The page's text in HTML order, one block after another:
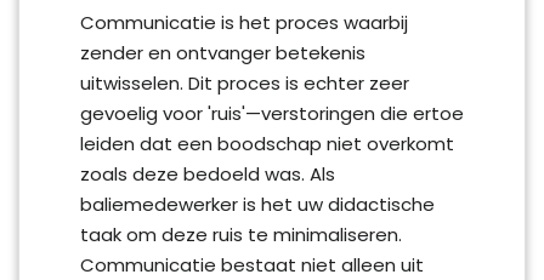
Communicatie is het proces waarbij
zender en ontvanger betekenis
uitwisselen. Dit proces is echter zeer
gevoelig voor 'ruis'—verstoringen die ertoe
leiden dat een boodschap niet overkomt
zoals deze bedoeld was. Als
baliemedewerker is het uw didactische
taak om deze ruis te minimaliseren.
Communicatie bestaat niet alleen uit